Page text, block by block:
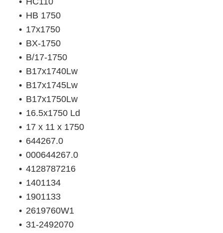
HB 1750
17х1750
BX-1750
B/17-1750
B17x1740Lw
B17x1745Lw
B17x1750Lw
16.5х1750 Ld
17 x 11 x 1750
644267.0
000644267.0
4128787216
1401134
1901133
2619760W1
31-2492070